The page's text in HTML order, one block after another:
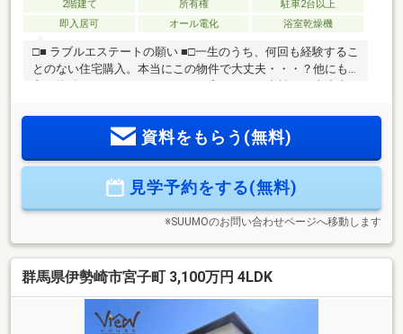
2階建て 所有権
駐車2台以上
即入居可
オール電化 浴室乾燥機
□■ ラブルエステートの願い ■□一生のうち、何回も経験するこ
とのない住宅購入。本当にこの物件で大丈夫・・・？他にも
す。不安を抱えないで購入する人の方が少ないです。だから
こそ、弊社が存在しているのです。もちろん弊社がすべて不
と確信しております。また、売買の『透明性』にこだわって
おります。安心して、ワクワクして住宅探しをして欲しいと
資料をもらう(無料)
見学予約をする(無料)
※SUUMOのお問い合わせページへ移動します
群馬県伊勢崎市宮子町 3,100万円 4LDK